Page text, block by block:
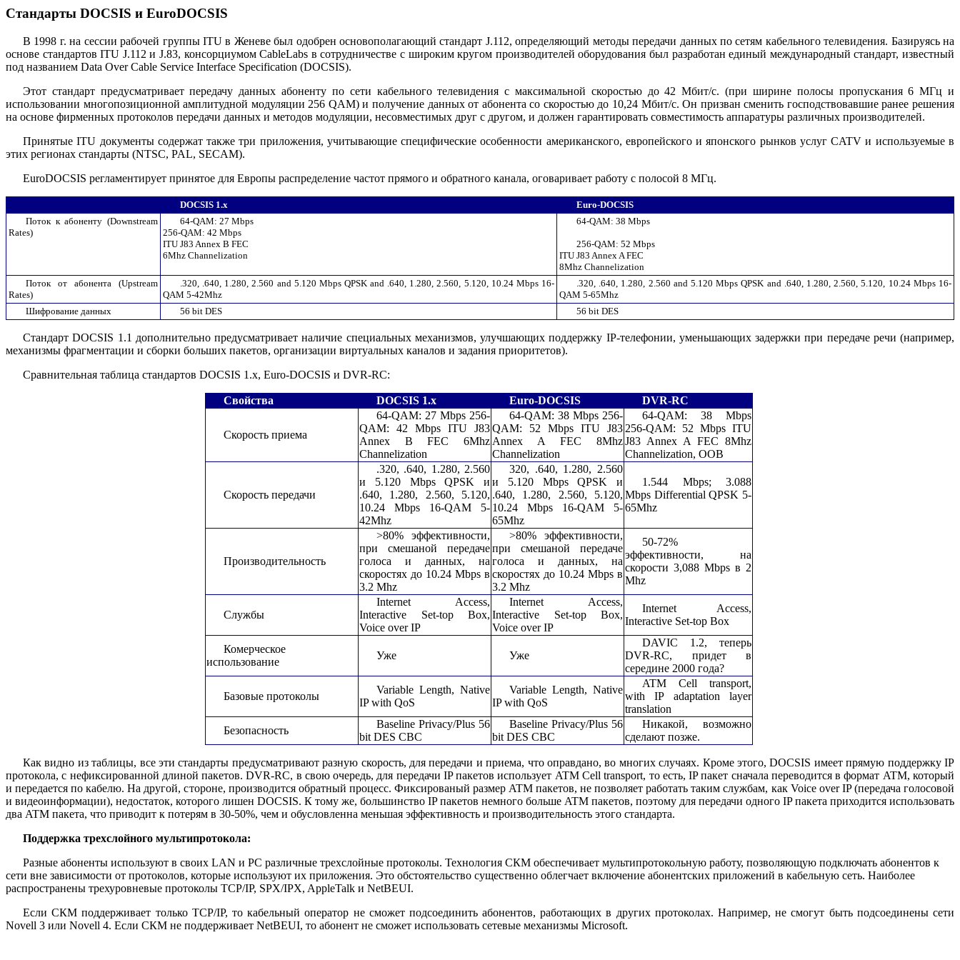
Стандарты DOCSIS и EuroDOCSIS
В 1998 г. на сессии рабочей группы ITU в Женеве был одобрен основополагающий стандарт J.112, определяющий методы передачи данных по сетям кабельного телевидения. Базируясь на
основе стандартов ITU J.112 и J.83, консорциумом CableLabs в сотрудничестве с широким кругом производителей оборудования был разработан единый международный стандарт, известный
под названием Data Over Cable Service Interface Specification (DOCSIS).
Этот стандарт предусматривает передачу данных абоненту по сети кабельного телевидения с максимальной скоростью до 42 Мбит/с. (при ширине полосы пропускания 6 МГц и
использовании многопозиционной амплитудной модуляции 256 QAM) и получение данных от абонента со скоростью до 10,24 Мбит/с. Он призван сменить господствовавшие ранее решения
на основе фирменных протоколов передачи данных и методов модуляции, несовместимых друг с другом, и должен гарантировать совместимость аппаратуры различных производителей.
Принятыe ITU документы содержат также три приложения, учитывающие специфические особенности американского, европейского и японского рынков услуг CATV и используемые в
этих регионах стандарты (NTSC, PAL, SECAM).
EuroDOCSIS регламентирует принятое для Европы распределение частот прямого и обратного канала, оговаривает работу c полосой 8 МГц.
DOCSIS 1.x
Euro-DOCSIS
Поток к абоненту (Downstream
Rates)
64-QAM: 27 Mbps
256-QAM: 42 Mbps
ITU J83 Annex B FEC
6Mhz Channelization
64-QAM: 38 Mbps
256-QAM: 52 Mbps
ITU J83 Annex A FEC
8Mhz Channelization
Поток от абонента (Upstream
Rates)
.320, .640, 1.280, 2.560 and 5.120 Mbps QPSK and .640, 1.280, 2.560, 5.120, 10.24 Mbps 16-
QAM 5-42Mhz
.320, .640, 1.280, 2.560 and 5.120 Mbps QPSK and .640, 1.280, 2.560, 5.120, 10.24 Mbps 16-
QAM 5-65Mhz
Шифрование данных
56 bit DES 56 bit DES
Стандарт DOCSIS 1.1 дополнительно предусматривает наличие специальных механизмов, улучшающих поддержку IP-телефонии, уменьшающих задержки при передаче речи (например,
механизмы фрагментации и сборки больших пакетов, организации виртуальных каналов и задания приоритетов).
Сравнительная таблица стандартов DOCSIS 1.x, Euro-DOCSIS и DVR-RC:
Свойства DOCSIS 1.x Euro-DOCSIS DVR-RC
Скорость приема
64-QAM: 27 Mbps 256-
QAM: 42 Mbps ITU J83
Annex B FEC 6Mhz
Channelization
64-QAM: 38 Mbps 256-
QAM: 52 Mbps ITU J83
Annex A FEC 8Mhz
Channelization
64-QAM: 38 Mbps
256-QAM: 52 Mbps ITU
J83 Annex A FEC 8Mhz
Channelization, OOB
Скорость передачи
.320, .640, 1.280, 2.560
и 5.120 Mbps QPSK и
.640, 1.280, 2.560, 5.120,
10.24 Mbps 16-QAM 5-
42Mhz
320, .640, 1.280, 2.560
и 5.120 Mbps QPSK и
.640, 1.280, 2.560, 5.120,
10.24 Mbps 16-QAM 5-
65Mhz
1.544 Mbps; 3.088
Mbps Differential QPSK 5-
65Mhz
Производительность
>80% эффективности,
при смешаной передаче
голоса и данных, на
скоростях до 10.24 Mbps в
3.2 Mhz
>80% эффективности,
при смешаной передаче
голоса и данных, на
скоростях до 10.24 Mbps в
3.2 Mhz
50-72%
эффективности, на
скорости 3,088 Mbps в 2
Mhz
Службы
Internet Access,
Interactive Set-top Box,
Voice over IP
Internet Access,
Interactive Set-top Box,
Voice over IP
Internet Access,
Interactive Set-top Box
Комерческое
использование
Уже Уже
DAVIC 1.2, теперь
DVR-RC, придет в
середине 2000 года?
Базовые протоколы
Variable Length, Native
IP with QoS
Variable Length, Native
IP with QoS
ATM Cell transport,
with IP adaptation layer
translation
Безопасность
Baseline Privacy/Plus 56
bit DES CBC
Baseline Privacy/Plus 56
bit DES CBC
Никакой, возможно
сделают позже.
Как видно из таблицы, все эти стандарты предусматривают разную скорость, для передачи и приема, что оправдано, во многих случаях. Кроме этого, DOCSIS имеет прямую поддержку IP
протокола, с нефиксированной длиной пакетов. DVR-RC, в свою очередь, для передачи IP пакетов использует ATM Cell transport, то есть, IP пакет сначала переводится в формат ATM, который
и передается по кабелю. На другой, стороне, производится обратный процесс. Фиксированый размер ATM пакетов, не позволяет работать таким службам, как Voice over IP (передача голосовой
и видеоинформации), недостаток, которого лишен DOCSIS. К тому же, большинство IP пакетов немного больше ATM пакетов, поэтому для передачи одного IP пакета приходится использовать
два ATM пакета, что приводит к потерям в 30-50%, чем и обусловленна меньшая эффективность и производительность этого стандарта.
Поддержка трехслойного мультипротокола:
Разные абоненты используют в своих LAN и РС различные трехслойные протоколы. Технология СКМ обеспечивает мультипротокольную работу, позволяющую подключать абонентов к
сети вне зависимости от протоколов, которые используют их приложения. Это обстоятельство существенно облегчает включение абонентских приложений в кабельную сеть. Наиболее
распространены трехуровневые протоколы TCP/IP, SPX/IPX, AppleTalk и NetBEUI.
Если СКМ поддерживает только TCP/IP, то кабельный оператор не сможет подсоединить абонентов, работающих в других протоколах. Например, не смогут быть подсоединены сети
Novell 3 или Novell 4. Если СКМ не поддерживает NetBEUI, то абонент не сможет использовать сетевые механизмы Microsoft.